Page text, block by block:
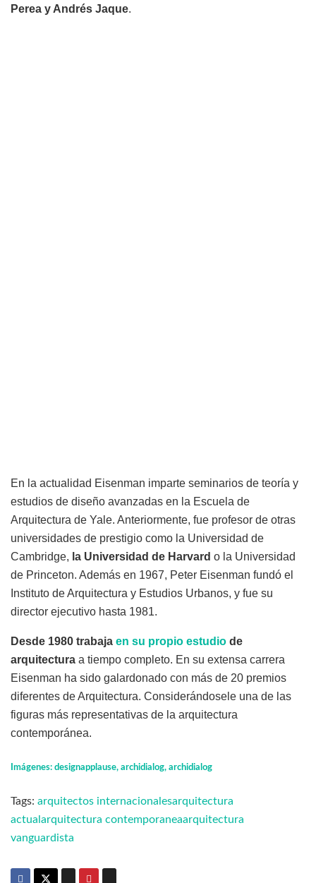
Perea y Andrés Jaque.
En la actualidad Eisenman imparte seminarios de teoría y
estudios de diseño avanzadas en la Escuela de
Arquitectura de Yale. Anteriormente, fue profesor de otras
universidades de prestigio como la Universidad de
Cambridge, la Universidad de Harvard o la Universidad
de Princeton. Además en 1967, Peter Eisenman fundó el
Instituto de Arquitectura y Estudios Urbanos, y fue su
director ejecutivo hasta 1981.
Desde 1980 trabaja en su propio estudio de
arquitectura a tiempo completo. En su extensa carrera
Eisenman ha sido galardonado con más de 20 premios
diferentes de Arquitectura. Considerándosele una de las
figuras más representativas de la arquitectura
contemporánea.
Imágenes: designapplause, archidialog, archidialog
Tags: arquitectos internacionalesarquitectura
actual arquitectura contemporaneaarquitectura
vanguardista